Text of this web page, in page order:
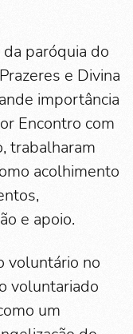
paróquia do
e Divina
importância
Encontro com
trabalharam
acolhimento
e apoio.
voluntário no
voluntariado
um